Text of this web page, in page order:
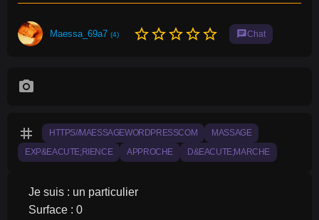
Maessa_69a7 (4) star_borderstar_borderstar_borderstar_borderstar_border chatChat
photo_camera
tag HTTPS//MAESSAGEWORDPRESSCOM MASSAGE
EXP&EACUTE;RIENCE APPROCHE D&EACUTE;MARCHE
Je suis : un particulier
Surface : 0